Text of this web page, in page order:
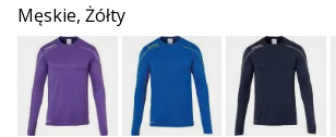
prezent!
Znajdź
buty,
ubrania
i…
Męskie, Żółty